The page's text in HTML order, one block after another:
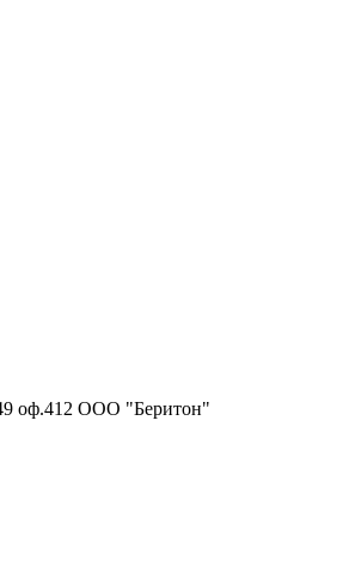
оф.412 ООО "Беритон"